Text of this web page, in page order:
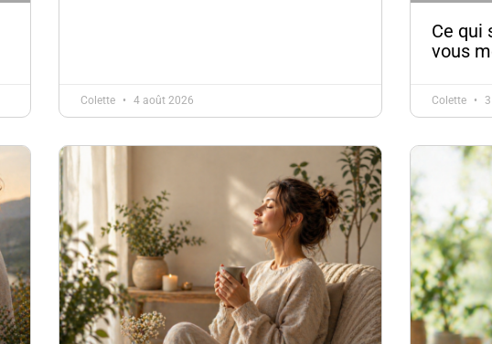
Colette 4 août 2026
Ce qui
vous
Colette